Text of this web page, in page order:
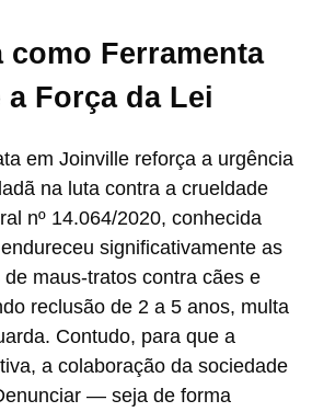
como Ferramenta
Força da Lei
em Joinville reforça a urgência
na luta contra a crueldade
nº 14.064/2020, conhecida
significativamente as
maus-tratos contra cães e
reclusão de 2 a 5 anos, multa
Contudo, para que a
a colaboração da sociedade
— seja de forma